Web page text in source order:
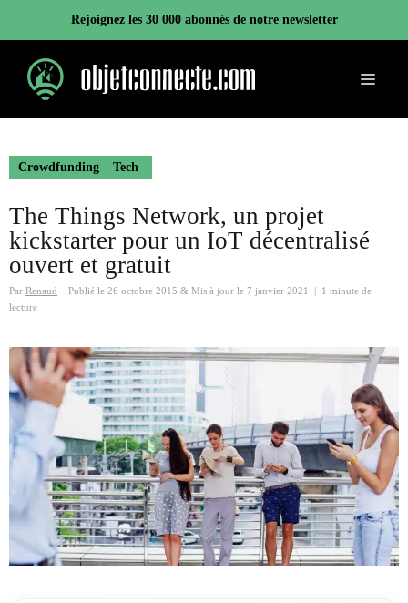
contenu
Rejoignez les 30 000 abonnés de notre newsletter
Menu
Crowdfunding Tech
The Things Network, un projet
kickstarter pour un IoT décentralisé
ouvert et gratuit
Par Renaud Publié le 26 octobre 2015 & Mis à jour le 7 janvier 2021
1 minute de
lecture